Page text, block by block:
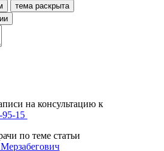
тема раскрыта
на консультацию к
95-15
по теме статьи